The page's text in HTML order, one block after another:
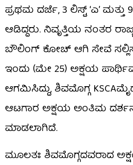
ಪ್ರಥಮ ದರ್ಜೆ, 3 ಲಿಸ್ಟ್ ‘ಎ’ ಮತ್ತು
ಆಡಿದ್ದರು. ನಿವೃತ್ತಿಯ ನಂತರ
ಬೌಲಿಂಗ್ ಕೋಚ್ ಆಗಿ ಸೇವೆ
ಇಂದು (ಮೇ 25) ಅಕ್ಷಯ
ಆಗಮಿಸಿದ್ದು, ಶಿವಮೊಗ್ಗ
ಆಟಗಾರ ಅಕ್ಷಯ ಅಂತಿಮ
ಮಾಡಲಾಗಿದೆ.
ಮೂಲತಃ ಶಿವಮೊಗ್ಗದವರಾದ